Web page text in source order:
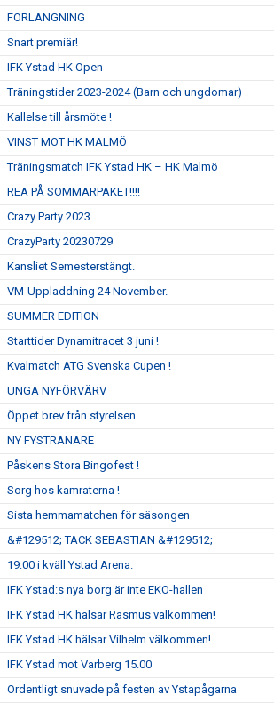
FÖRLÄNGNING
Snart premiär!
IFK Ystad HK Open
Träningstider 2023-2024 (Barn och ungdomar)
Kallelse till årsmöte !
VINST MOT HK MALMÖ
Träningsmatch IFK Ystad HK – HK Malmö
REA PÅ SOMMARPAKET!!!!
Crazy Party 2023
CrazyParty 20230729
Kansliet Semesterstängt.
VM-Uppladdning 24 November.
SUMMER EDITION
Starttider Dynamitracet 3 juni !
Kvalmatch ATG Svenska Cupen !
UNGA NYFÖRVÄRV
Öppet brev från styrelsen
NY FYSTRÄNARE
Påskens Stora Bingofest !
Sorg hos kamraterna !
Sista hemmamatchen för säsongen
&#129512; TACK SEBASTIAN &#129512;
19:00 i kväll Ystad Arena.
IFK Ystad:s nya borg är inte EKO-hallen
IFK Ystad HK hälsar Rasmus välkommen!
IFK Ystad HK hälsar Vilhelm välkommen!
IFK Ystad mot Varberg 15.00
Ordentligt snuvade på festen av Ystapågarna